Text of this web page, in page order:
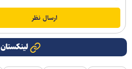
لینکستان